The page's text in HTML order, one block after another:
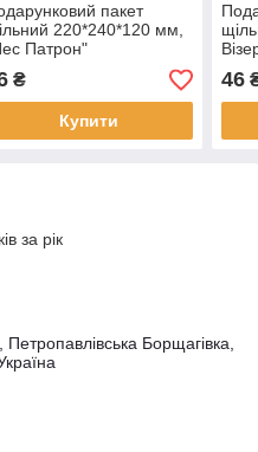
пакет
220*240*120 мм,
Патрон"
₴
Купити
46
за рік
Петропавлівська Борщагівка,